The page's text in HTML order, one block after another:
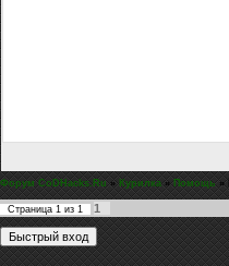
Форум CoDHacks.Ru » Курилка » Помощь »
Страница 1 из 1 1